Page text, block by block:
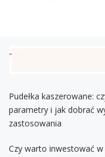
Pudełka kaszerowane:
parametry i jak dobrać
zastosowania
Czy warto inwestować